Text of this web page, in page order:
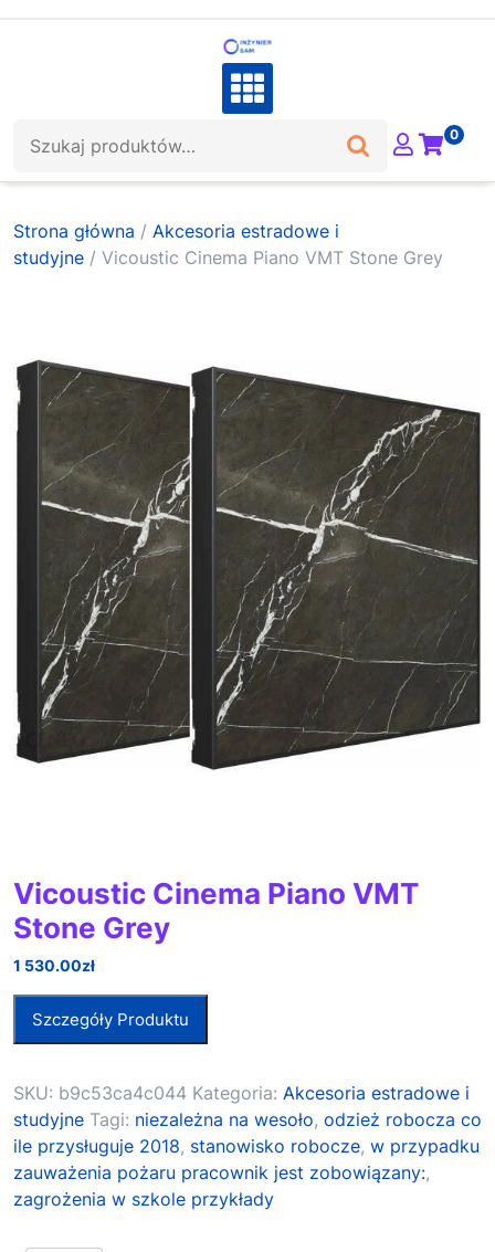
0
Strona główna / Akcesoria estradowe i
studyjne / Vicoustic Cinema Piano VMT Stone Grey
Vicoustic Cinema Piano VMT
Stone Grey
1 530.00zł
Szczegóły Produktu
SKU: b9c53ca4c044 Kategoria: Akcesoria estradowe i
studyjne Tagi: niezależna na wesoło, odzież robocza co
ile przysługuje 2018, stanowisko robocze, w przypadku
zauważenia pożaru pracownik jest zobowiązany:,
zagrożenia w szkole przykłady